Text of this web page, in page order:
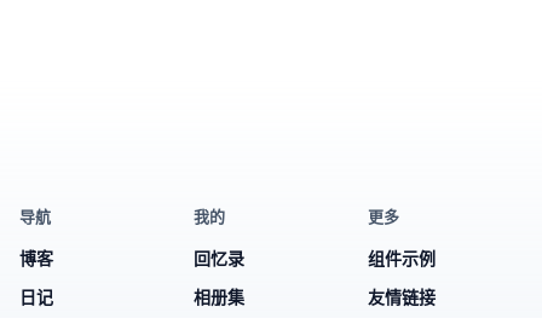
导航
博客
日记
我的
回忆录
相册集
更多
组件示例
友情链接